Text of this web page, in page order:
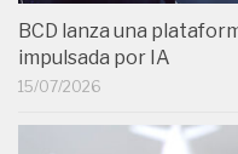
BCD lanza una
impulsada por IA
15/07/2026